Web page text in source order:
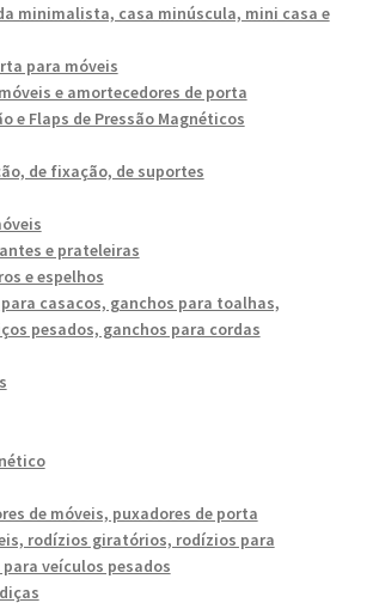
minimalista, casa minúscula, mini casa e
para móveis
e amortecedores de porta
e Flaps de Pressão Magnéticos
de fixação, de suportes
e prateleiras
e espelhos
casacos, ganchos para toalhas,
pesados, ganchos para cordas
de móveis, puxadores de porta
rodízios giratórios, rodízios para
veículos pesados